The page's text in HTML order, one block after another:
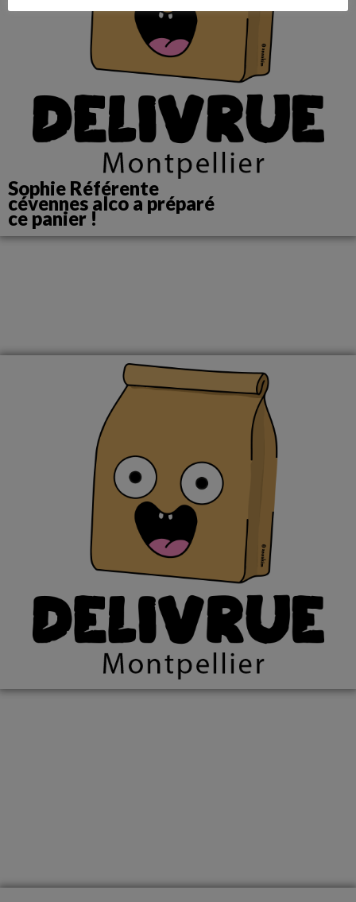
Sophie Référente
cévennes alco a préparé
ce panier !